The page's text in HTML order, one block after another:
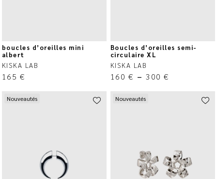
boucles d’oreilles mini
albert
KISKA LAB
165 €
Boucles d’oreilles semi-
circulaire XL
KISKA LAB
160 € – 300€
Nouveautés Nouveautés